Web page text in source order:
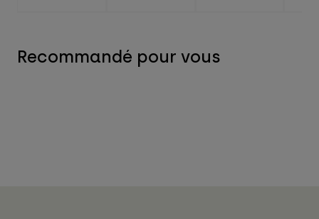
Recommandé pour vous